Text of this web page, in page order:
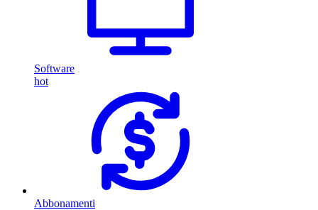
Software
hot
Abbonamenti